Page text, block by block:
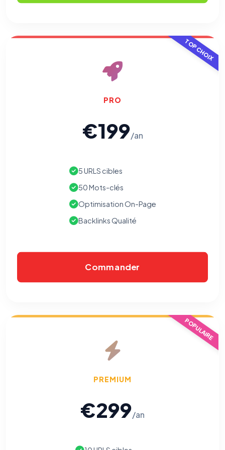
TOP CHOIX
PRO
€199/an
5 URLS cibles
50 Mots-clés
Optimisation On-Page
Backlinks Qualité
Commander
POPULAIRE
PREMIUM
€299/an